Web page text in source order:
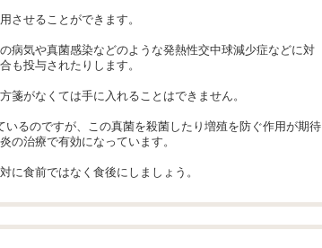
させることができます。
病気や真菌感染などのような発熱性交中球減少症などに対
も投与されたりします。
箋がなくては手に入れることはできません。
るのですが、この真菌を殺菌したり増殖を防ぐ作用が期待
の治療で有効になっています。
に食前ではなく食後にしましょう。